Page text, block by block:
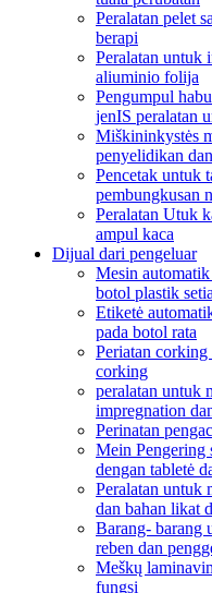
Peralatan pelet
berapi
Peralatan untuk
aliuminio folija
Pengumpul
jenIS peralatan
Miškininkystės
penyelidikan
Pencetak untuk
pembungkusan
Peralatan Utuk
ampul kaca
Dijual dari pengeluar
Mesin
botol plastik
Etiketė
pada botol rata
Periatan
corking
peralatan untuk
impregnation
Perinatan
Mein Pengering
dengan tabletė
Peralatan untuk
dan bahan likat
Barang- barang
reben dan
Meškų
fungsi